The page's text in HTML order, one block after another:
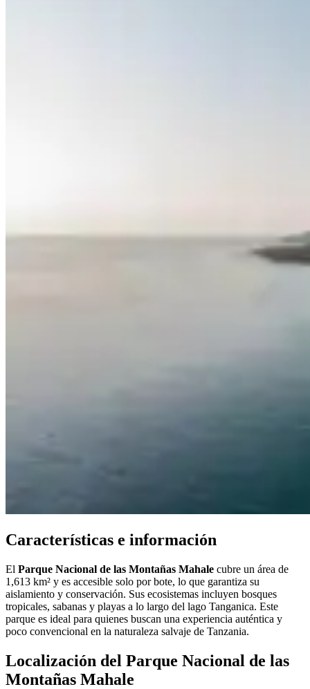
Características e información
El Parque Nacional de las Montañas Mahale cubre un área de
1,613 km² y es accesible solo por bote, lo que garantiza su
aislamiento y conservación. Sus ecosistemas incluyen bosques
tropicales, sabanas y playas a lo largo del lago Tanganica. Este
parque es ideal para quienes buscan una experiencia auténtica y
poco convencional en la naturaleza salvaje de Tanzania.
Localización del Parque Nacional de las
Montañas Mahale